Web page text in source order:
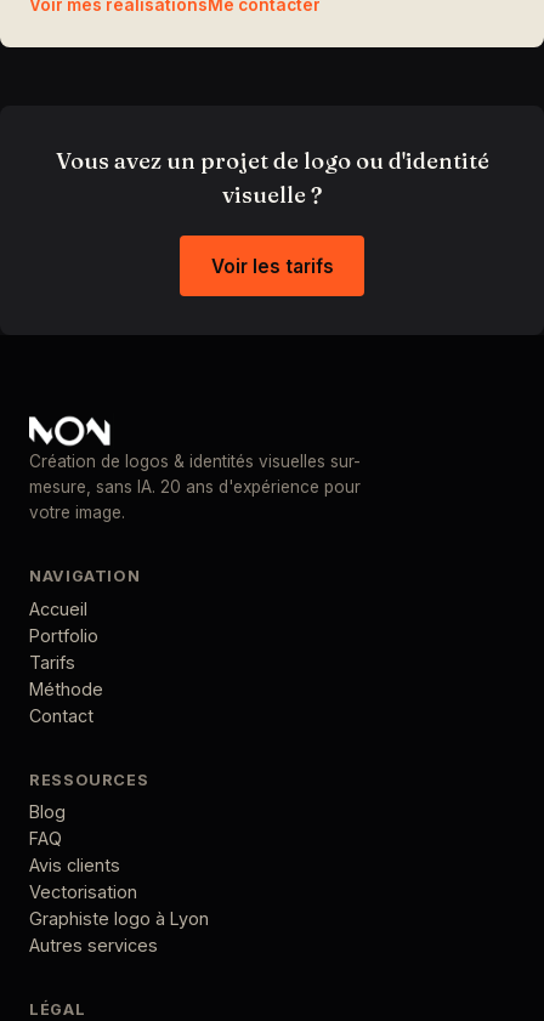
Voir mes réalisationsMe contacter
Vous avez un projet de logo ou d'identité
visuelle ?
Voir les tarifs
Création de logos & identités visuelles sur-
mesure, sans IA. 20 ans d'expérience pour
votre image.
NAVIGATION
Accueil
Portfolio
Tarifs
Méthode
Contact
RESSOURCES
Blog
FAQ
Avis clients
Vectorisation
Graphiste logo à Lyon
Autres services
LÉGAL